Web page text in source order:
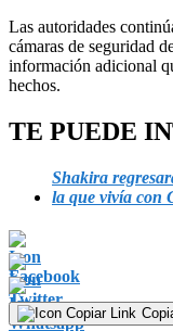
Las autoridades
cámaras de seguridad
información adicional
hechos.
TE PUEDE
Shakira
la que vivía con